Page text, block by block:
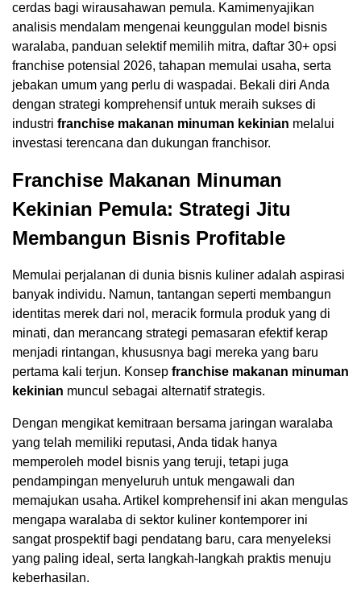
cerdas bagi wirausahawan pemula. Kamimenyajikan
analisis mendalam mengenai keunggulan model bisnis
waralaba, panduan selektif memilih mitra, daftar 30+ opsi
franchise potensial 2026, tahapan memulai usaha, serta
jebakan umum yang perlu di waspadai. Bekali diri Anda
dengan strategi komprehensif untuk meraih sukses di
industri franchise makanan minuman kekinian melalui
investasi terencana dan dukungan franchisor.
Franchise Makanan Minuman
Kekinian Pemula: Strategi Jitu
Membangun Bisnis Profitable
Memulai perjalanan di dunia bisnis kuliner adalah aspirasi
banyak individu. Namun, tantangan seperti membangun
identitas merek dari nol, meracik formula produk yang di
minati, dan merancang strategi pemasaran efektif kerap
menjadi rintangan, khususnya bagi mereka yang baru
pertama kali terjun. Konsep franchise makanan minuman
kekinian muncul sebagai alternatif strategis.
Dengan mengikat kemitraan bersama jaringan waralaba
yang telah memiliki reputasi, Anda tidak hanya
memperoleh model bisnis yang teruji, tetapi juga
pendampingan menyeluruh untuk mengawali dan
memajukan usaha. Artikel komprehensif ini akan mengulas
mengapa waralaba di sektor kuliner kontemporer ini
sangat prospektif bagi pendatang baru, cara menyeleksi
yang paling ideal, serta langkah-langkah praktis menuju
keberhasilan.